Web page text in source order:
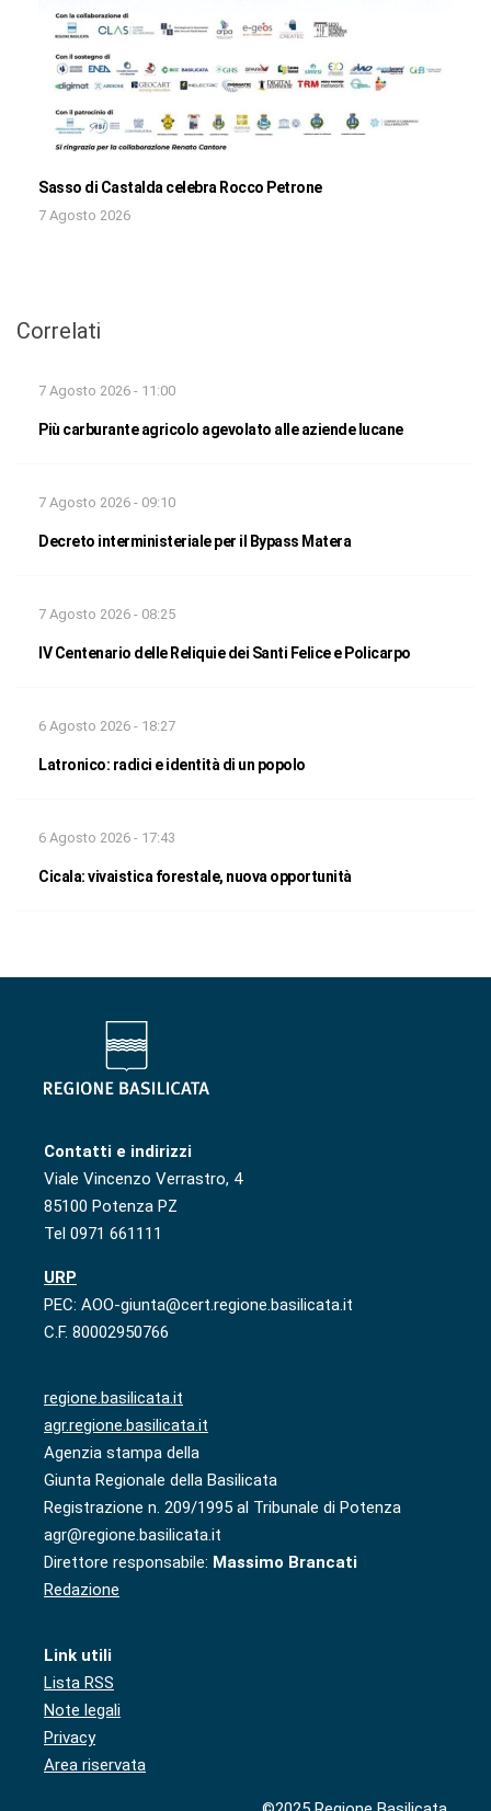
Sasso di Castalda celebra Rocco Petrone
7 Agosto 2026
Correlati
7 Agosto 2026 - 11:00
Più carburante agricolo agevolato alle aziende lucane
7 Agosto 2026 - 09:10
Decreto interministeriale per il Bypass Matera
7 Agosto 2026 - 08:25
IV Centenario delle Reliquie dei Santi Felice e Policarpo
6 Agosto 2026 - 18:27
Latronico: radici e identità di un popolo
6 Agosto 2026 - 17:43
Cicala: vivaistica forestale, nuova opportunità
Contatti e indirizzi
Viale Vincenzo Verrastro, 4
85100 Potenza PZ
Tel 0971 661111
URP
PEC: AOO-giunta@cert.regione.basilicata.it
C.F. 80002950766
regione.basilicata.it
agr.regione.basilicata.it
Agenzia stampa della
Giunta Regionale della Basilicata
Registrazione n. 209/1995 al Tribunale di Potenza
agr@regione.basilicata.it
Direttore responsabile: Massimo Brancati
Redazione
Link utili
Lista RSS
Note legali
Privacy
Area riservata